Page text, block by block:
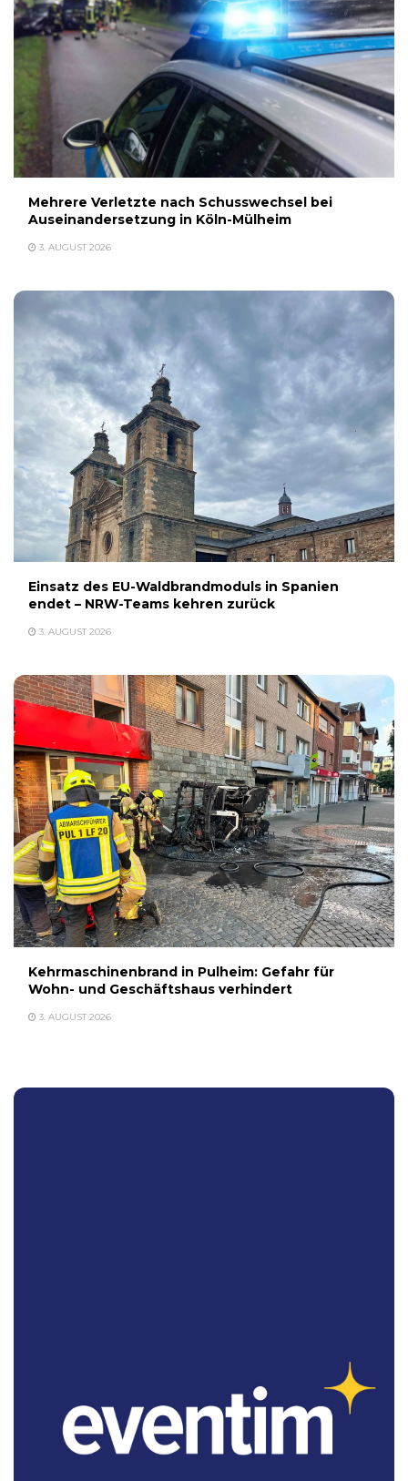
Mehrere Verletzte nach Schusswechsel bei
Auseinandersetzung in Köln-Mülheim
3. AUGUST 2026
Einsatz des EU-Waldbrandmoduls in Spanien
endet – NRW-Teams kehren zurück
3. AUGUST 2026
Kehrmaschinenbrand in Pulheim: Gefahr für
Wohn- und Geschäftshaus verhindert
3. AUGUST 2026